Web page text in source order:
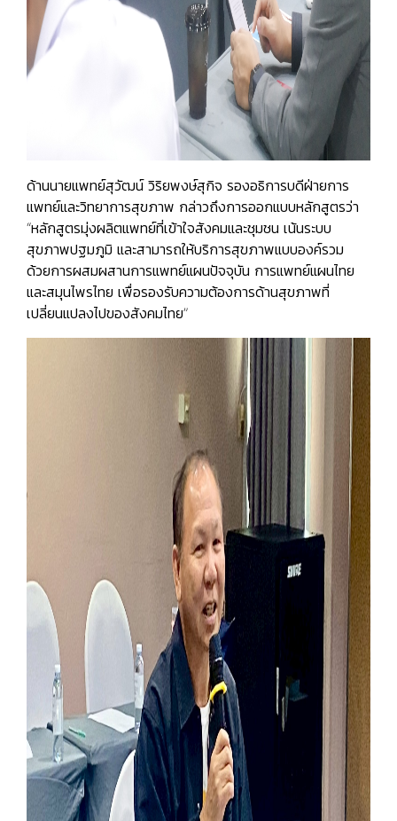
ด้านนายแพทย์สุวัฒน์ วิริยพงษ์สุกิจ รองอธิการบดีฝ่ายการ
แพทย์และวิทยาการสุขภาพ กล่าวถึงการออกแบบหลักสูตรว่า
“หลักสูตรมุ่งผลิตแพทย์ที่เข้าใจสังคมและชุมชน เน้นระบบ
สุขภาพปฐมภูมิ และสามารถให้บริการสุขภาพแบบองค์รวม
ด้วยการผสมผสานการแพทย์แผนปัจจุบัน การแพทย์แผนไทย
และสมุนไพรไทย เพื่อรองรับความต้องการด้านสุขภาพที่
เปลี่ยนแปลงไปของสังคมไทย”